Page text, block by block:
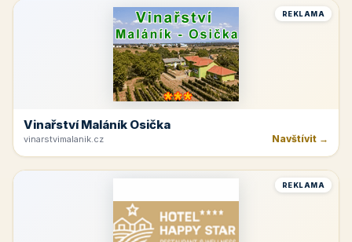
REKLAMA
Vinařství Maláník Osička
vinarstvimalanik.cz Navštívit →
REKLAMA